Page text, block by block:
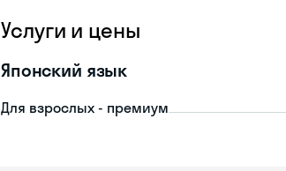
Услуги и цены
Японский язык
Для взрослых - премиум